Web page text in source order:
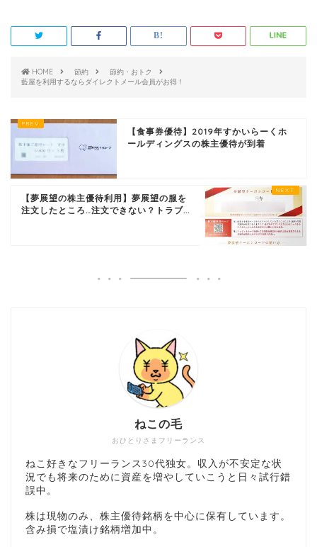
HOME 節約
節約・おトク
藍屋を利用するならダイレクトメール会員がお得！
【食事券優待】2019年すかいらーくホ
ールディングスの株主優待が到着
【夢展望の株主優待利用】夢展望の服を
注文したところ…注文できない？トラブ...
おひとりさまフリーランス
ねこの毛
ねこ好きなフリーランス30代独女。収入が不安定な状
況でも将来のために資産を増やしていこうと日々試行錯
誤中。
株は現物のみ、株主優待銘柄を中心に保有しています。
含み損で塩漬け銘柄増加中。